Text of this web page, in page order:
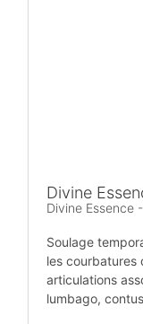
Divine
Divine Essence
Soulage
les courbatures
articulations
lumbago,